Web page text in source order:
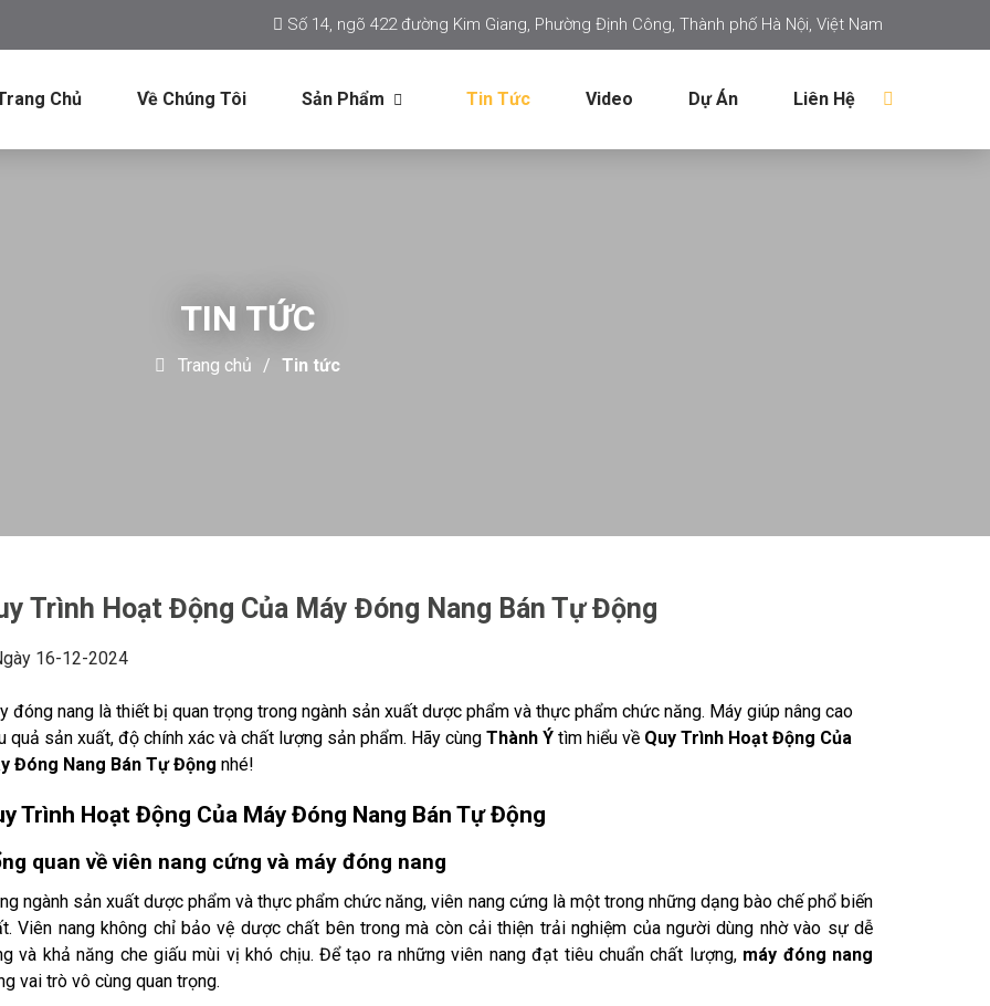
Số 14, ngõ 422 đường Kim Giang, Phường Định Công, Thành phố Hà Nội, Việt Nam
Chủ Về Chúng Tôi Sản Phẩm Tin Tức Video Dự Án Liên Hệ
TIN TỨC
Trang chủ Tin tức
Trình Hoạt Động Của Máy Đóng Nang Bán Tự Động
16-12-2024
đóng nang là thiết bị quan trọng trong ngành sản xuất dược phẩm và thực phẩm chức năng. Máy giúp nâng cao
quả sản xuất, độ chính xác và chất lượng sản phẩm. Hãy cùng Thành Ý tìm hiểu về Quy Trình Hoạt Động Của
Đóng Nang Bán Tự Động nhé!
Trình Hoạt Động Của Máy Đóng Nang Bán Tự Động
quan về viên nang cứng và máy đóng nang
ngành sản xuất dược phẩm và thực phẩm chức năng, viên nang cứng là một trong những dạng bào chế phổ biến
Viên nang không chỉ bảo vệ dược chất bên trong mà còn cải thiện trải nghiệm của người dùng nhờ vào sự dễ
và khả năng che giấu mùi vị khó chịu. Để tạo ra những viên nang đạt tiêu chuẩn chất lượng, máy đóng nang
vai trò vô cùng quan trọng.